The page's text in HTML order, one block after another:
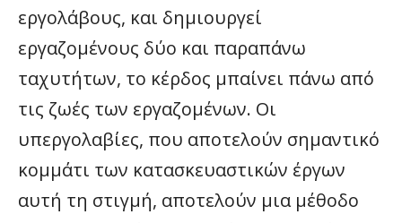
εργολάβους, και δημιουργεί
εργαζομένους δύο και παραπάνω
ταχυτήτων, το κέρδος μπαίνει πάνω από
τις ζωές των εργαζομένων. Οι
υπεργολαβίες, που αποτελούν σημαντικό
κομμάτι των κατασκευαστικών έργων
αυτή τη στιγμή, αποτελούν μια μέθοδο